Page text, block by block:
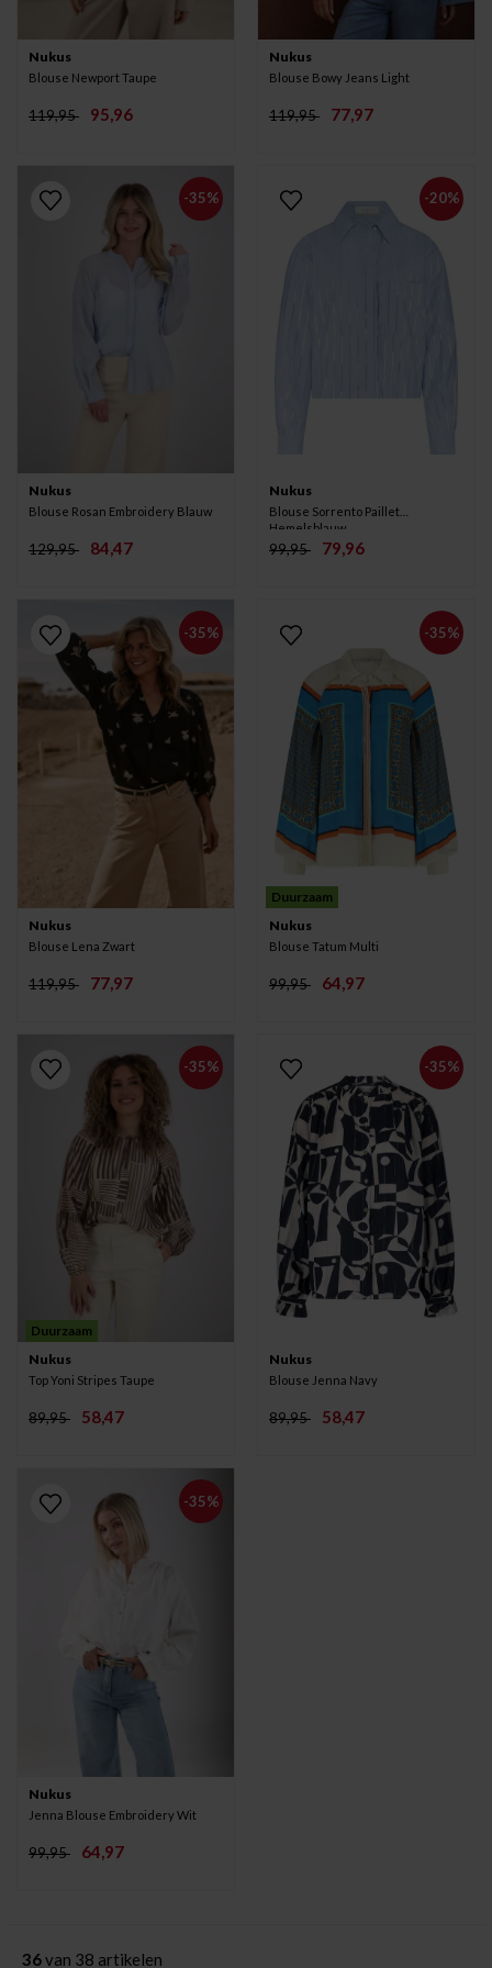
Nukus
Blouse Newport Taupe
119,95 95,96
Nukus
Blouse Bowy Jeans Light
119,95 77,97
-35%
Nukus
Blouse Rosan Embroidery Blauw
129,95 84,47
-20%
Nukus
Blouse Sorrento Paillet
Hemelsblauw
99,95 79,96
-35%
Nukus
Blouse Lena Zwart
119,95 77,97
-35%
Duurzaam
Nukus
Blouse Tatum Multi
99,95 64,97
-35%
Duurzaam
Nukus
Top Yoni Stripes Taupe
89,95 58,47
-35%
Nukus
Blouse Jenna Navy
89,95 58,47
-35%
Nukus
Jenna Blouse Embroidery Wit
99,95 64,97
36van 38 artikelen